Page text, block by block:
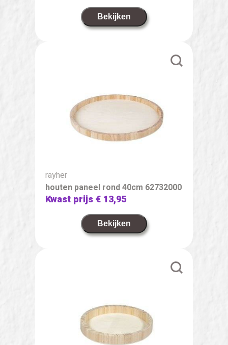
Bekijken
rayher
houten paneel rond 40cm 62732000
Kwast prijs€ 13,95
Bekijken